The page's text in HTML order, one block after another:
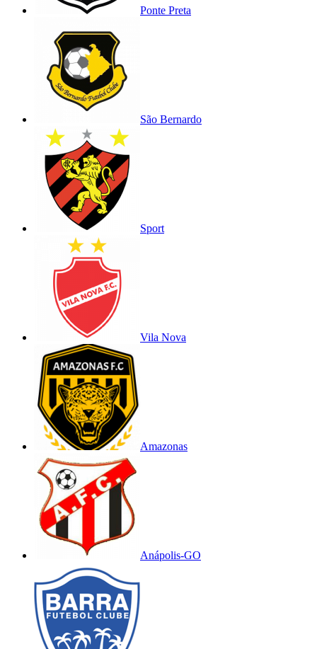
Ponte Preta
São Bernardo
Sport
Vila Nova
Amazonas
Anápolis-GO